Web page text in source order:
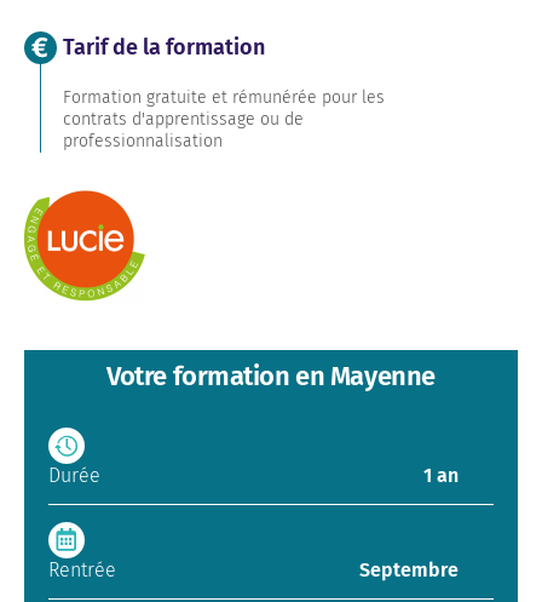
Tarif de la formation
Formation gratuite et rémunérée pour les
contrats d'apprentissage ou de
professionnalisation
Votre formation en Mayenne
Durée 1 an
Rentrée Septembre